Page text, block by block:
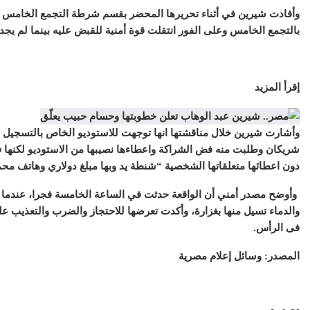
وأفادت شيرين في أثناء تحريرها المحضر بقسم شرطة التجمع الخامس
بالتجمع الخامس وعلى الفور انتقلت قوة أمنية للقبض عليه بينما لم
إقرأ المزيد
وأشارت شيرين خلال مناقشتها انها توجهت للاستوديو الخاص
شريكان وطلبت منه فض الشراكة واعطاءها نصيبها من الاستوديو
دون اعطائها متعلقاتها الشخصية “شنطة يد وبها مبلغ دولاري وهاتف
وأوضح مصدر أمني أن الواقعة حدثت في الساعة الخامسة فجرا،
والدماء تسيل منها بغزارة، وأكدت تعرضها للاحتجاز والضرب
فى الرأس.
المصدر: وسائل إعلام مصرية